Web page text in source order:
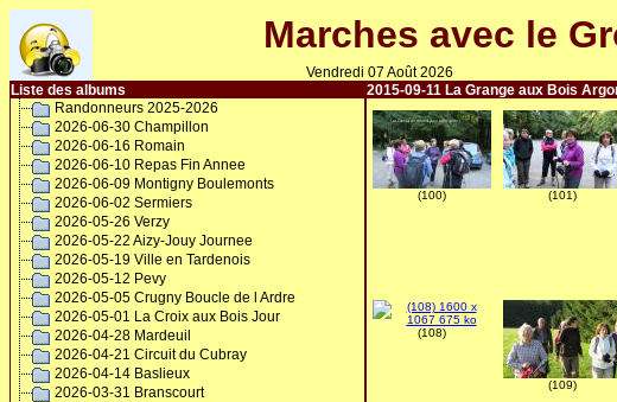
Marches avec le
Vendredi 07 Août 2026
Liste des albums
Randonneurs 2025-2026
2026-06-30 Champillon
2026-06-16 Romain
2026-06-10 Repas Fin Annee
2026-06-09 Montigny Boulemonts
2026-06-02 Sermiers
2026-05-26 Verzy
2026-05-22 Aizy-Jouy Journee
2026-05-19 Ville en Tardenois
2026-05-12 Pevy
2026-05-05 Crugny Boucle de l Ardre
2026-05-01 La Croix aux Bois Jour
2026-04-28 Mardeuil
2026-04-21 Circuit du Cubray
2026-04-14 Baslieux
2026-03-31 Branscourt
2015-09-11 La Grange aux Bois
(100) (101)
(108)
(109)